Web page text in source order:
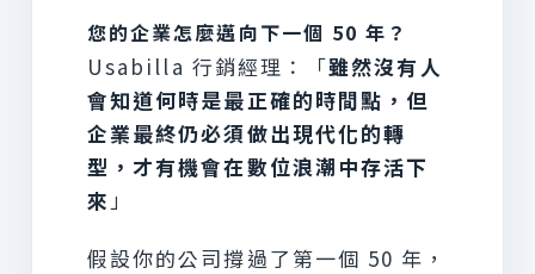
您的企業怎麼邁向下一個 50 年？
Usabilla 行銷經理：「雖然沒有人
會知道何時是最正確的時間點，但
企業最終仍必須做出現代化的轉
型，才有機會在數位浪潮中存活下
來」
假設你的公司撐過了第一個 50 年，